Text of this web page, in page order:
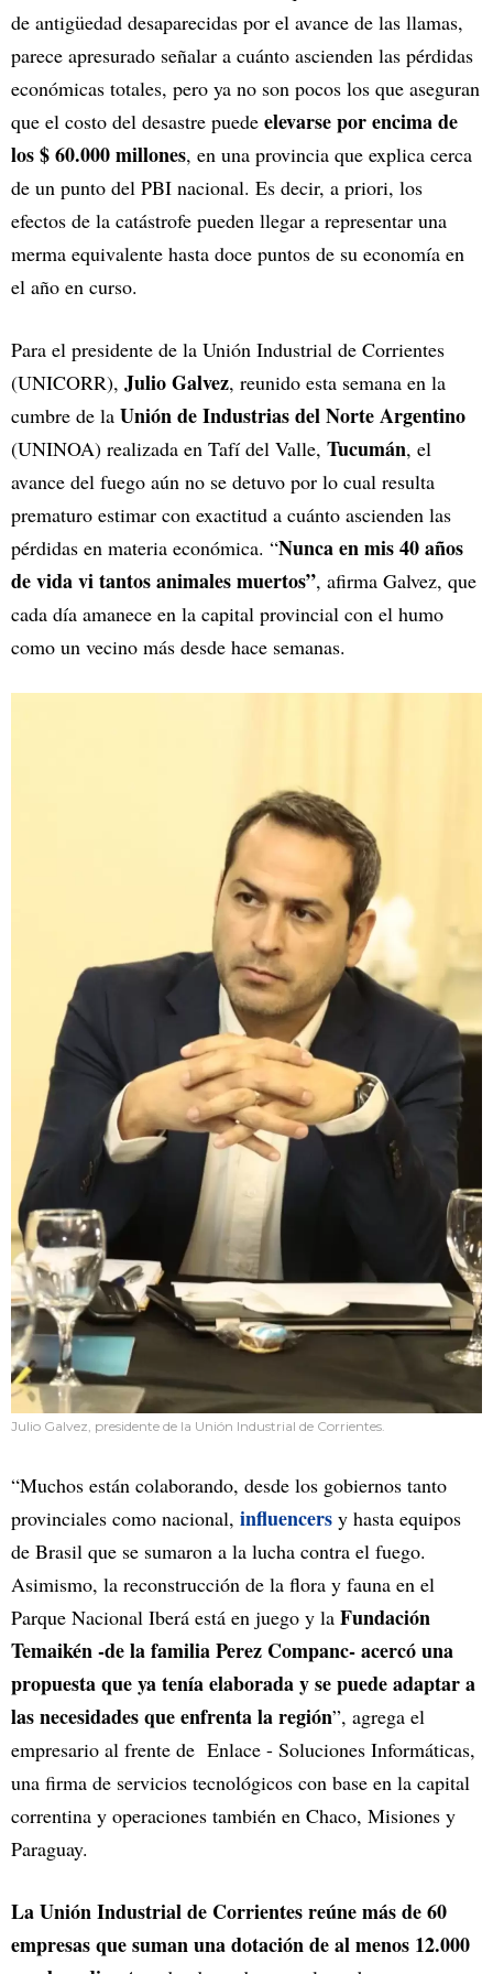
de antigüedad desaparecidas por el avance de las llamas,
parece apresurado señalar a cuánto ascienden las pérdidas
económicas totales, pero ya no son pocos los que aseguran
que el costo del desastre puede elevarse por encima de
los $ 60.000 millones, en una provincia que explica cerca
de un punto del PBI nacional. Es decir, a priori, los
efectos de la catástrofe pueden llegar a representar una
merma equivalente hasta doce puntos de su economía en
el año en curso.
Para el presidente de la Unión Industrial de Corrientes
(UNICORR), Julio Galvez, reunido esta semana en la
cumbre de la Unión de Industrias del Norte Argentino
(UNINOA) realizada en Tafí del Valle, Tucumán, el
avance del fuego aún no se detuvo por lo cual resulta
prematuro estimar con exactitud a cuánto ascienden las
pérdidas en materia económica. “Nunca en mis 40 años
de vida vi tantos animales muertos”, afirma Galvez, que
cada día amanece en la capital provincial con el humo
como un vecino más desde hace semanas.
Julio Galvez, presidente de la Unión Industrial de Corrientes.
“Muchos están colaborando, desde los gobiernos tanto
provinciales como nacional, influencers y hasta equipos
de Brasil que se sumaron a la lucha contra el fuego.
Asimismo, la reconstrucción de la flora y fauna en el
Parque Nacional Iberá está en juego y la Fundación
Temaikén -de la familia Perez Companc- acercó una
propuesta que ya tenía elaborada y se puede adaptar a
las necesidades que enfrenta la región”, agrega el
empresario al frente de Enlace - Soluciones Informáticas,
una firma de servicios tecnológicos con base en la capital
correntina y operaciones también en Chaco, Misiones y
Paraguay.
La Unión Industrial de Corrientes reúne más de 60
empresas que suman una dotación de al menos 12.000